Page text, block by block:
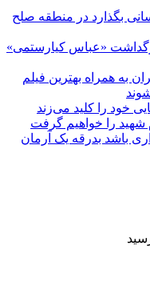
بگذارد در منطقه صلح
«عباس کیارستمی»
به همراه بهترین فیلم
خود را کلید می‌زند
را خواهیم گرفت
باشد بدرقه یک آرمان